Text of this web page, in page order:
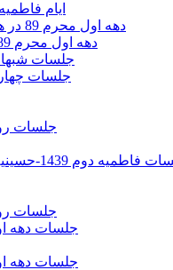
ایام فاطمیه
دهه اول محرم 89 در هیئت محبان العباس
دهه اول محرم 89 در منزل معظم له
جلسات
جلسات
جلسات
دوم 1439-حسینیه شیخ مرتضی زاهد
جلسات
جلسات دهه
جلسات دهه